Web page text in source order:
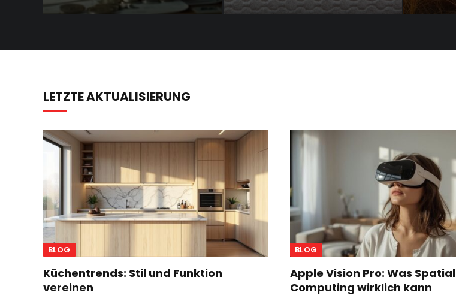
LETZTE AKTUALISIERUNG
BLOG
Küchentrends: Stil und Funktion
vereinen
BLOG
Apple Vision Pro: Was Spatial
Computing wirklich kann